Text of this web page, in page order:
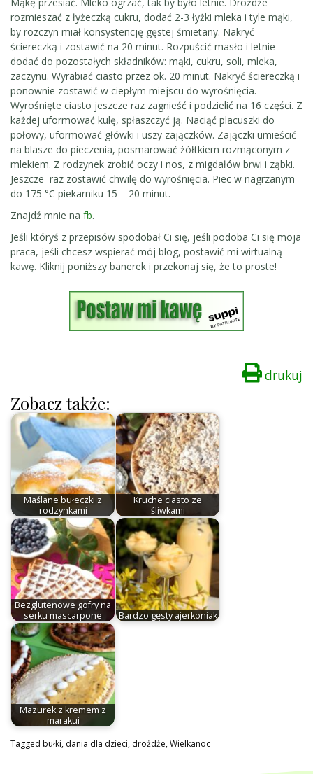
rozmieszać z łyżeczką cukru, dodać 2-3 łyżki mleka i tyle mąki,
by rozczyn miał konsystencję gęstej śmietany. Nakryć
ściereczką i zostawić na 20 minut. Rozpuścić masło i letnie
dodać do pozostałych składników: mąki, cukru, soli, mleka,
zaczynu. Wyrabiać ciasto przez ok. 20 minut. Nakryć ściereczką i
ponownie zostawić w ciepłym miejscu do wyrośnięcia.
Wyrośnięte ciasto jeszcze raz zagnieść i podzielić na 16 części. Z
każdej uformować kulę, spłaszczyć ją. Naciąć placuszki do
połowy, uformować główki i uszy zajączków. Zajączki umieścić
na blasze do pieczenia, posmarować żółtkiem rozmąconym z
mlekiem. Z rodzynek zrobić oczy i nos, z migdałów brwi i ząbki.
Jeszcze raz zostawić chwilę do wyrośnięcia. Piec w nagrzanym
do 175 °C piekarniku 15 – 20 minut.
Znajdź mnie na fb.
Jeśli któryś z przepisów spodobał Ci się, jeśli podoba Ci się moja
praca, jeśli chcesz wspierać mój blog, postawić mi wirtualną
kawę. Kliknij poniższy banerek i przekonaj się, że to proste!
drukuj
Zobacz także:
Maślane bułeczki z
rodzynkami
Kruche ciasto ze
śliwkami
Bezglutenowe gofry na
serku mascarpone
Bardzo gęsty ajerkoniak
Mazurek z kremem z
marakui
Tagged bułki, dania dla dzieci, drożdże,Wielkanoc